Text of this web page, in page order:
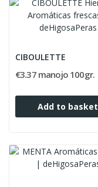
CIBOULETTE
€3.37 manojo 100gr.
Add to basket